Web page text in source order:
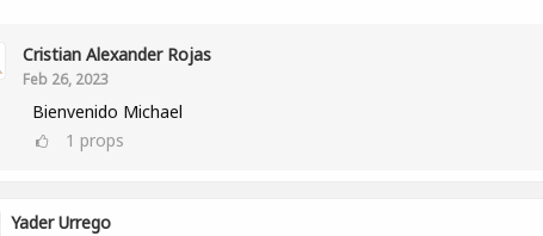
Cristian Alexander Rojas
Feb 26, 2023
Bienvenido Michael
1 props
Yader Urrego